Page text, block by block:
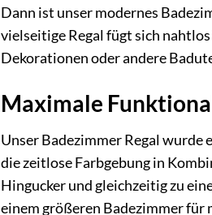
Dann ist unser modernes
vielseitige Regal fügt sich
Dekorationen oder andere
Maximale
Unser Badezimmer Regal wurde
die zeitlose Farbgebung in
Hingucker und gleichzeitig zu
einem größeren Badezimmer für